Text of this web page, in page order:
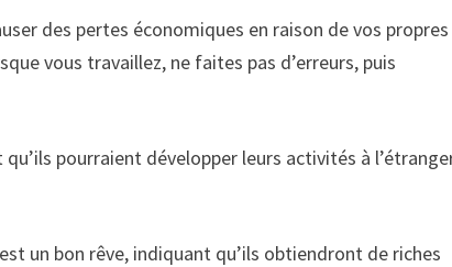
des pertes économiques en raison de vos propres
vous travaillez, ne faites pas d’erreurs, puis
pourraient développer leurs activités à
un bon rêve, indiquant qu’ils obtiendront de riches